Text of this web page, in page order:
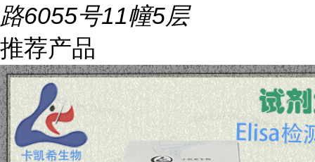
路6055号11幢5层
推荐产品